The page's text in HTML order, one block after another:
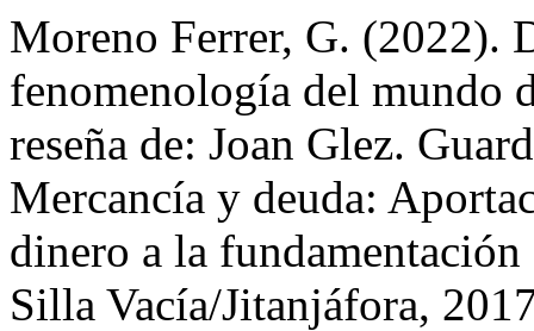
Moreno Ferrer, G. (2022).
fenomenología del mundo
reseña de: Joan Glez.
Mercancía y deuda:
dinero a la
Silla Vacía/Jitanjáfora,